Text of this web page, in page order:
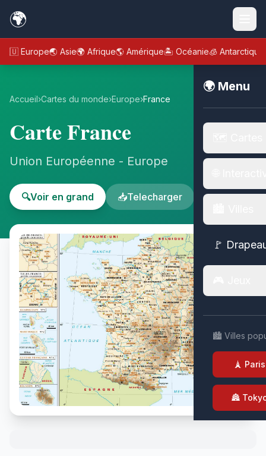
🌍
🇪🇺 Europe🌏 Asie🌍 Afrique🌎 Amérique🏝️ Océanie🧊 Antarctique
🌍 Menu
🚩
🏙️ Villes
🗼 Paris
🏯
Accueil›Cartes du monde›Europe›France
Carte France
Union Européenne - Europe
🔍Voir en grand 📥Telecharger